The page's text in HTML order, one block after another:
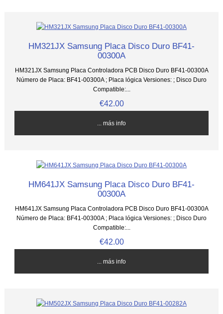
HM321JX Samsung Placa Disco Duro BF41-
00300A
HM321JX Samsung Placa Controladora PCB Disco Duro BF41-00300A
Número de Placa: BF41-00300A ; Placa lógica Versiones: ; Disco Duro
Compatible:...
€42.00
... más info
HM641JX Samsung Placa Disco Duro BF41-
00300A
HM641JX Samsung Placa Controladora PCB Disco Duro BF41-00300A
Número de Placa: BF41-00300A ; Placa lógica Versiones: ; Disco Duro
Compatible:...
€42.00
... más info